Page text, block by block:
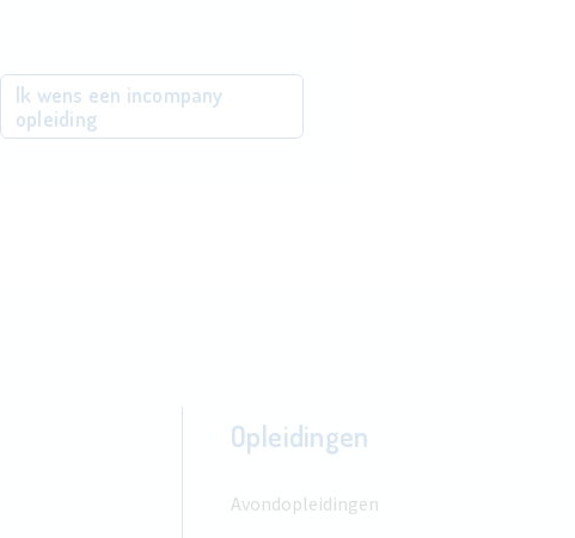
Ik wens een incompany
opleiding
Opleidingen
Avondopleidingen